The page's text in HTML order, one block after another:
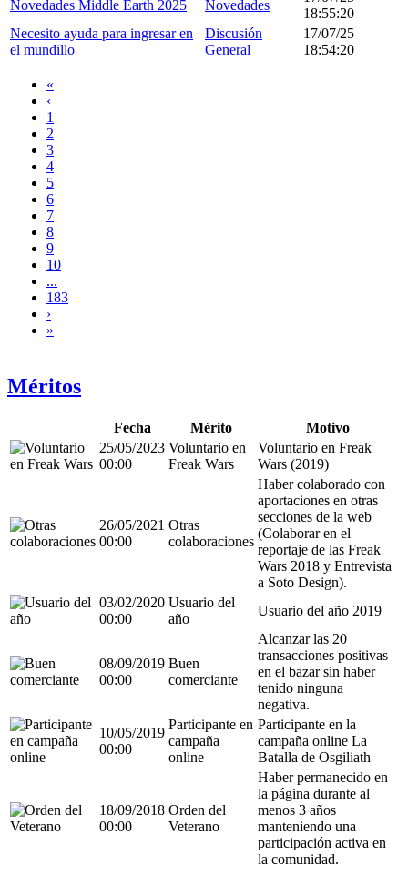
Novedades Middle Earth 2025 Novedades
18:55:20
Necesito ayuda para ingresar en
el mundillo
Discusión
General
17/07/25
18:54:20
«
‹
1
2
3
4
5
6
7
8
9
10
...
183
›
»
Méritos
Fecha Mérito
Motivo
25/05/2023
00:00
Voluntario en
Freak Wars
Voluntario en Freak
Wars (2019)
26/05/2021
00:00
Otras
colaboraciones
Haber colaborado con
aportaciones en otras
secciones de la web
(Colaborar en el
reportaje de las Freak
Wars 2018 y Entrevista
a Soto Design).
03/02/2020
00:00
Usuario del
año
Usuario del año 2019
08/09/2019
00:00
Buen
comerciante
Alcanzar las 20
transacciones positivas
en el bazar sin haber
tenido ninguna
negativa.
10/05/2019
00:00
Participante en
campaña
online
Participante en la
campaña online La
Batalla de Osgiliath
18/09/2018
00:00
Orden del
Veterano
Haber permanecido en
la página durante al
menos 3 años
manteniendo una
participación activa en
la comunidad.